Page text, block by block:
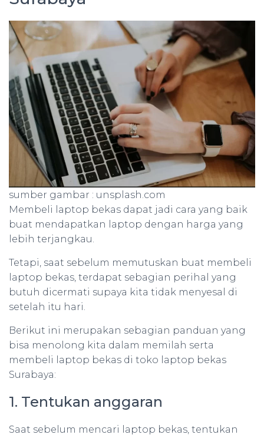
sumber gambar : unsplash.com
Membeli laptop bekas dapat jadi cara yang baik
buat mendapatkan laptop dengan harga yang
lebih terjangkau.
Tetapi, saat sebelum memutuskan buat membeli
laptop bekas, terdapat sebagian perihal yang
butuh dicermati supaya kita tidak menyesal di
setelah itu hari.
Berikut ini merupakan sebagian panduan yang
bisa menolong kita dalam memilah serta
membeli laptop bekas di toko laptop bekas
Surabaya:
1. Tentukan anggaran
Saat sebelum mencari laptop bekas, tentukan